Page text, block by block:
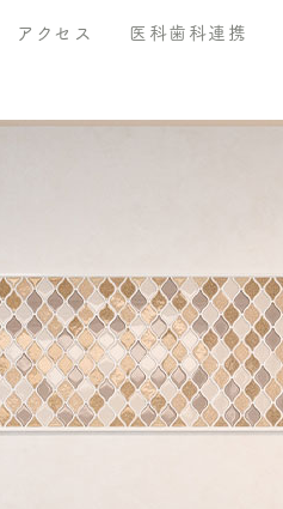
アクセス 医科歯科連携